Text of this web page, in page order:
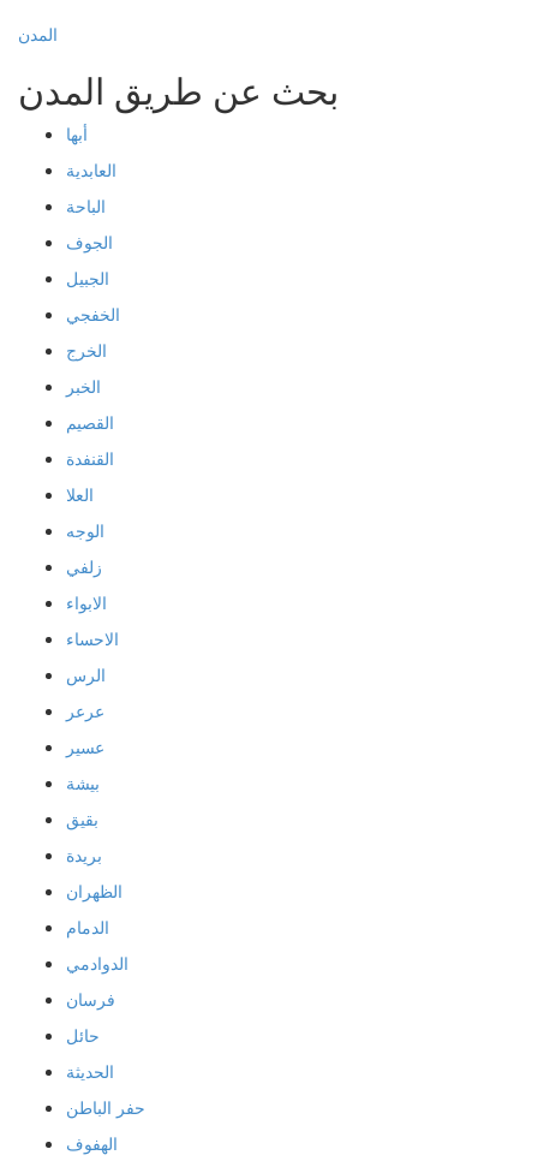
المدن
بحث عن طريق المدن
أبها
العابدية
الباحة
الجوف
الجبيل
الخفجي
الخرج
الخبر
القصيم
القنفدة
العلا
الوجه
زلفي
الابواء
الاحساء
الرس
عرعر
عسير
بيشة
بقيق
بريدة
الظهران
الدمام
الدوادمي
فرسان
حائل
الحديثة
حفر الباطن
الهفوف